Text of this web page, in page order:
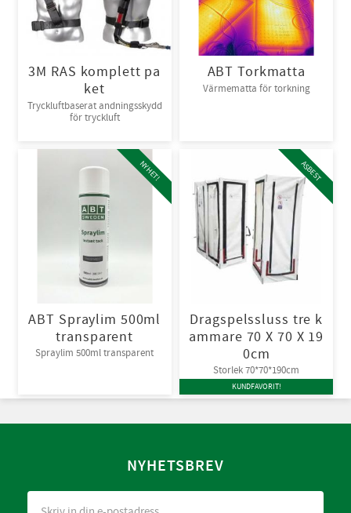
3M RAS komplett pa
ket
Tryckluftbaserat andningsskydd
för tryckluft
ABT Torkmatta
Värmematta för torkning
ABT Spraylim 500ml
transparent
Spraylim 500ml transparent
NYHET!
Dragspelssluss tre k
ammare 70 X 70 X 19
0cm
Storlek 70*70*190cm
ASBEST
KUNDFAVORIT!
NYHETSBREV